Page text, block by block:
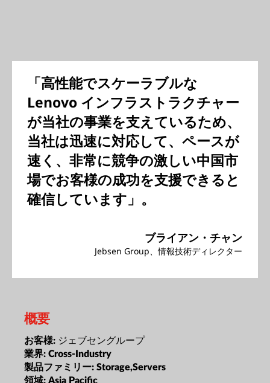
「高性能でスケーラブルな
Lenovo インフラストラクチャー
が当社の事業を支えているため、
当社は迅速に対応して、ペースが
速く、非常に競争の激しい中国市
場でお客様の成功を支援できると
確信しています」。
ブライアン・チャン
Jebsen Group、情報技術ディレクター
概要
お客様: ジェブセングループ
業界: Cross-Industry
製品ファミリー: Storage,Servers
領域: Asia Pacific